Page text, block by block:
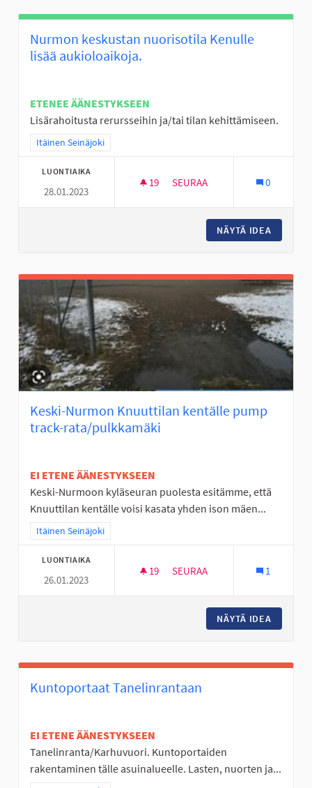
Nurmon keskustan nuorisotila Kenulle
lisää aukioloaikoja.
ETENEE ÄÄNESTYKSEEN
Lisärahoitusta rerursseihin ja/tai tilan kehittämiseen.
Rajaa tulokset teeman mukaan: Itäinen Seinäjoki
Itäinen Seinäjoki
LUONTIAIKA
28.01.2023
19 19 SEURAAJAA
SEURAA 0
NÄYTÄ IDEA
Keski-Nurmon Knuuttilan kentälle pump
track-rata/pulkkamäki
EI ETENE ÄÄNESTYKSEEN
Keski-Nurmoon kyläseuran puolesta esitämme, että
Knuuttilan kentälle voisi kasata yhden ison mäen...
Rajaa tulokset teeman mukaan: Itäinen Seinäjoki
Itäinen Seinäjoki
LUONTIAIKA
26.01.2023
19 19 SEURAAJAA
SEURAA 1
NÄYTÄ IDEA
Kuntoportaat Tanelinrantaan
EI ETENE ÄÄNESTYKSEEN
Tanelinranta/Karhuvuori. Kuntoportaiden
rakentaminen tälle asuinalueelle. Lasten, nuorten ja...